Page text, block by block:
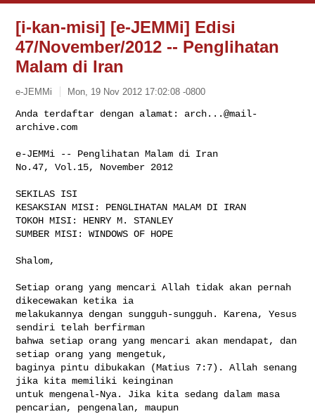
[i-kan-misi] [e-JEMMi] Edisi
47/November/2012 -- Penglihatan
Malam di Iran
e-JEMMi Mon, 19 Nov 2012 17:02:08 -0800
Anda terdaftar dengan alamat: arch...@mail-
archive.com
e-JEMMi -- Penglihatan Malam di Iran
No.47, Vol.15, November 2012
SEKILAS ISI
KESAKSIAN MISI: PENGLIHATAN MALAM DI IRAN
TOKOH MISI: HENRY M. STANLEY
SUMBER MISI: WINDOWS OF HOPE
Shalom,
Setiap orang yang mencari Allah tidak akan pernah
dikecewakan ketika ia
melakukannya dengan sungguh-sungguh. Karena, Yesus
sendiri telah berfirman
bahwa setiap orang yang mencari akan mendapat, dan
setiap orang yang mengetuk,
baginya pintu dibukakan (Matius 7:7). Allah senang
jika kita memiliki keinginan
untuk mengenal-Nya. Jika kita sedang dalam masa
pencarian, pengenalan, maupun